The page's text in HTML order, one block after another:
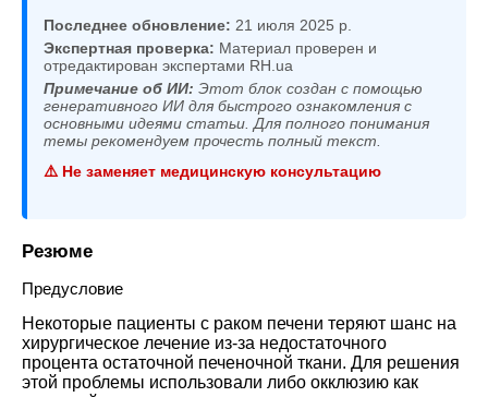
Последнее обновление: 21 июля 2025 р.
Экспертная проверка: Материал проверен и
отредактирован экспертами RH.ua
Примечание об ИИ: Этот блок создан с помощью
генеративного ИИ для быстрого ознакомления с
основными идеями статьи. Для полного понимания
темы рекомендуем прочесть полный текст.
⚠️ Не заменяет медицинскую консультацию
Резюме
Предусловие
Некоторые пациенты с раком печени теряют шанс на
хирургическое лечение из-за недостаточного
процента остаточной печеночной ткани. Для решения
этой проблемы использовали либо окклюзию как